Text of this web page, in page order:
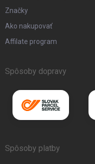
Značky
Ako nakupovať
Affilate program
Spôsoby dopravy
Spôsoby platby